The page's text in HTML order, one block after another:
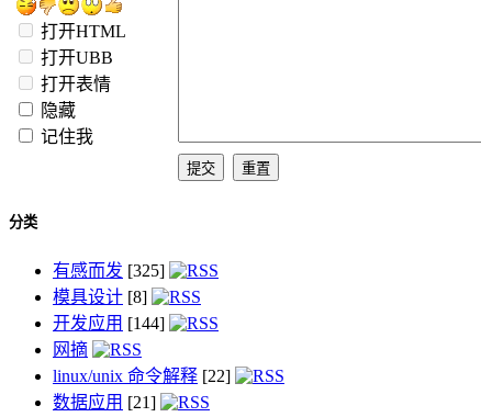
打开HTML
打开UBB
打开表情
隐藏
记住我
分类
有感而发 [325]
模具设计 [8]
开发应用 [144]
网摘
linux/unix 命令解释 [22]
数据应用 [21]